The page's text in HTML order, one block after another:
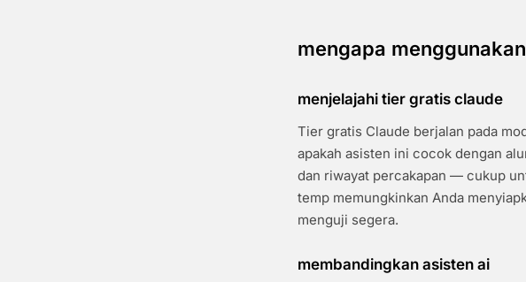
mengapa
menjelajahi tier gratis claude
Tier gratis Claude berjalan pada
apakah asisten ini cocok dengan
dan riwayat percakapan — cukup
temp memungkinkan Anda
menguji segera.
membandingkan asisten ai